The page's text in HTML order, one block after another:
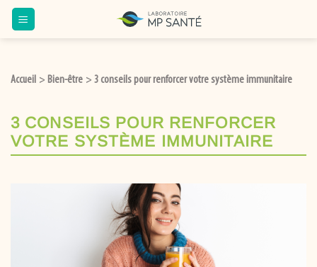
Accueil > Bien-être > 3 conseils pour renforcer votre système immunitaire
3 CONSEILS POUR RENFORCER
VOTRE SYSTÈME IMMUNITAIRE